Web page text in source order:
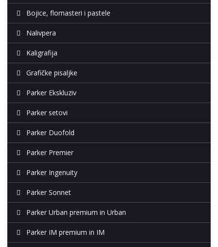
Bojice, flomasteri i pastele
Nalivpera
Kaligrafija
Grafičke pisaljke
Parker Ekskluziv
Parker setovi
Parker Duofold
Parker Premier
Parker Ingenuity
Parker Sonnet
Parker Urban premium in Urban
Parker IM premium in IM